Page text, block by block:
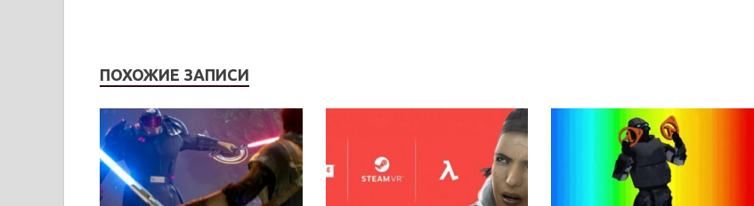
ПОХОЖИЕ ЗАПИСИ